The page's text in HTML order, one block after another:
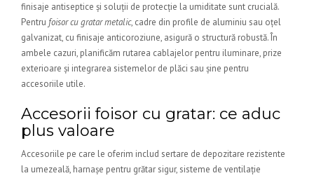
finisaje antiseptice și soluții de protecție la umiditate sunt crucială.
Pentru foisor cu gratar metalic, cadre din profile de aluminiu sau oțel
galvanizat, cu finisaje anticoroziune, asigură o structură robustă. În
ambele cazuri, planificăm rutarea cablajelor pentru iluminare, prize
exterioare și integrarea sistemelor de plăci sau șine pentru
accesoriile utile.
Accesorii foisor cu gratar: ce aduc
plus valoare
Accesoriile pe care le oferim includ sertare de depozitare rezistente
la umezeală, harnașe pentru grătar sigur, sisteme de ventilație